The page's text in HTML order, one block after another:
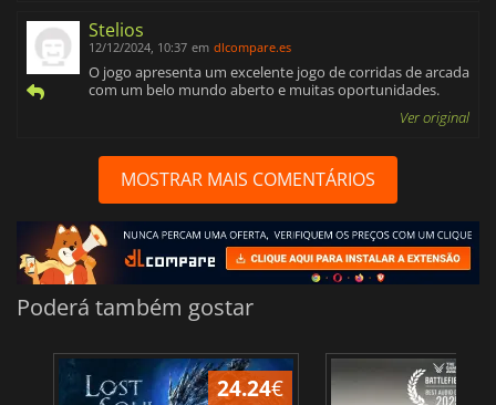
Stelios
12/12/2024, 10:37 em dlcompare.es
O jogo apresenta um excelente jogo de corridas de arcada
com um belo mundo aberto e muitas oportunidades.
Ver original
MOSTRAR MAIS COMENTÁRIOS
Poderá também gostar
24.24€